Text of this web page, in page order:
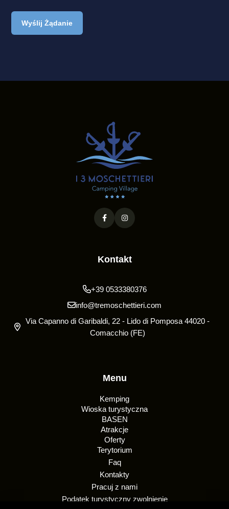
Wyślij Żądanie
Kontakt
+39 0533380376
info@tremoschettieri.com
Via Capanno di Garibaldi, 22 - Lido di Pomposa 44020 -
Comacchio (FE)
Menu
Kemping
Wioska turystyczna
BASEN
Atrakcje
Oferty
Terytorium
Faq
Kontakty
Pracuj z nami
Podatek turystyczny zwolnienie